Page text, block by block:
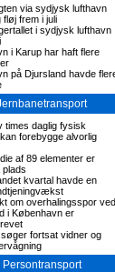
via sydjysk lufthavn
frem i juli
i sydjysk lufthavn
i Karup har haft flere
på Djursland havde
times daglig fysisk
forebygge alvorlig
af 89 elementer er
plads
kvartal havde en
om overhalingsspor ved
i København er
søger fortsat vidner og
Persontransport